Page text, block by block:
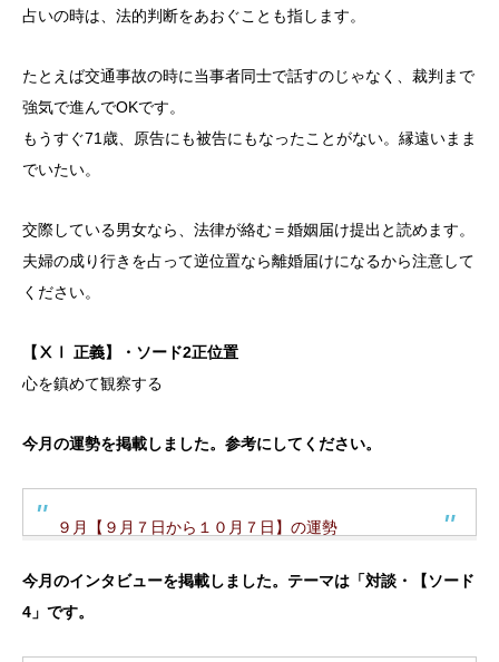
占いの時は、法的判断をあおぐことも指します。
たとえば交通事故の時に当事者同士で話すのじゃなく、裁判まで
強気で進んでOKです。
もうすぐ71歳、原告にも被告にもなったことがない。縁遠いまま
でいたい。
交際している男女なら、法律が絡む＝婚姻届け提出と読めます。
夫婦の成り行きを占って逆位置なら離婚届けになるから注意して
ください。
【ⅩⅠ 正義】・ソード2正位置
心を鎮めて観察する
今月の運勢を掲載しました。参考にしてください。
９月【９月７日から１０月７日】の運勢
今月のインタビューを掲載しました。テーマは「対談・【ソード
4」です。